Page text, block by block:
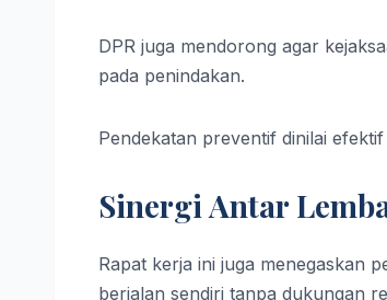
DPR juga mendorong agar
pada penindakan.
Pendekatan preventif dinilai
Sinergi Antar
Rapat kerja ini juga menegaskan
berjalan sendiri tanpa dukungan